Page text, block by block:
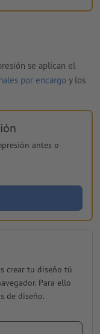
se aplican el
por encargo y los
antes o
crear tu diseño tú
Para ello
de diseño.